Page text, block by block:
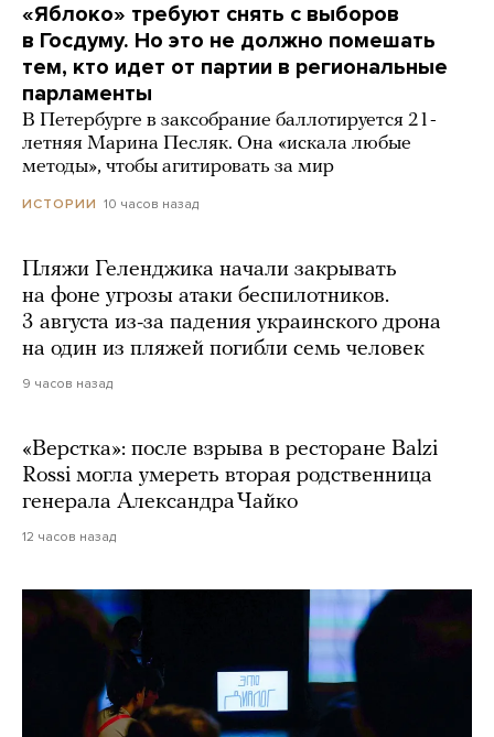
«Яблоко» требуют снять с выборов
в Госдуму. Но это не должно помешать
тем, кто идет от партии в региональные
парламенты
В Петербурге в заксобрание баллотируется 21-
летняя Марина Песляк. Она «искала любые
методы», чтобы агитировать за мир
ИСТОРИИ 10 часов назад
Пляжи Геленджика начали закрывать
на фоне угрозы атаки беспилотников.
3 августа из-за падения украинского дрона
на один из пляжей погибли семь человек
9 часов назад
«Верстка»: после взрыва в ресторане Balzi
Rossi могла умереть вторая родственница
генерала Александра Чайко
12 часов назад